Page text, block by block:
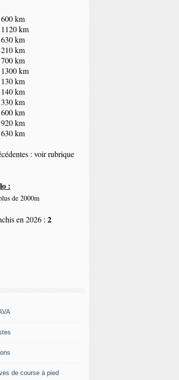
km
km
km
km
km
km
km
km
km
km
km
km
: voir rubrique
:
de 2000m
en 2026 : 2
de course à pied